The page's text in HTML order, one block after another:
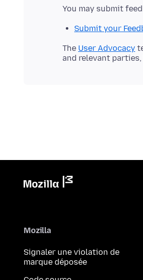
Submit your
The User Advocacy
Mozilla
Signaler une violation de
marque déposée